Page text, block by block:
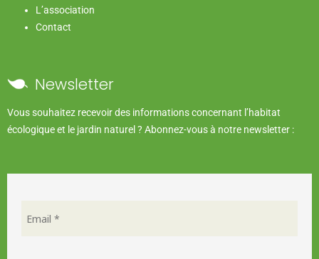
L’association
Contact
Newsletter
Vous souhaitez recevoir des informations concernant l’habitat
écologique et le jardin naturel ? Abonnez-vous à notre newsletter :